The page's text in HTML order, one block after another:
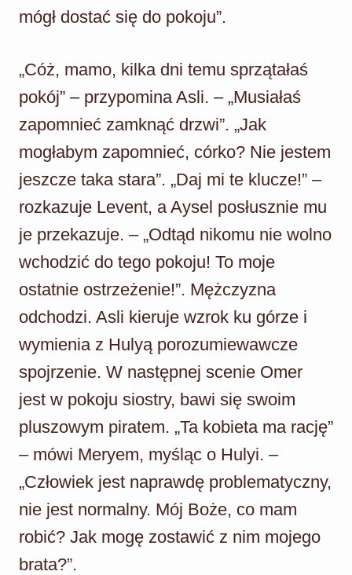
mógł dostać się do pokoju”.
„Cóż, mamo, kilka dni temu sprzątałaś
pokój” – przypomina Asli. – „Musiałaś
zapomnieć zamknąć drzwi”. „Jak
mogłabym zapomnieć, córko? Nie jestem
jeszcze taka stara”. „Daj mi te klucze!” –
rozkazuje Levent, a Aysel posłusznie mu
je przekazuje. – „Odtąd nikomu nie wolno
wchodzić do tego pokoju! To moje
ostatnie ostrzeżenie!”. Mężczyzna
odchodzi. Asli kieruje wzrok ku górze i
wymienia z Hulyą porozumiewawcze
spojrzenie. W następnej scenie Omer
jest w pokoju siostry, bawi się swoim
pluszowym piratem. „Ta kobieta ma rację”
– mówi Meryem, myśląc o Hulyi. –
„Człowiek jest naprawdę problematyczny,
nie jest normalny. Mój Boże, co mam
robić? Jak mogę zostawić z nim mojego
brata?”.